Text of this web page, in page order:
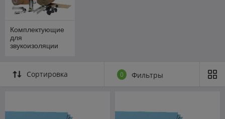
Комплектующие
для
звукоизоляции
Сортировка 0 Фильтры